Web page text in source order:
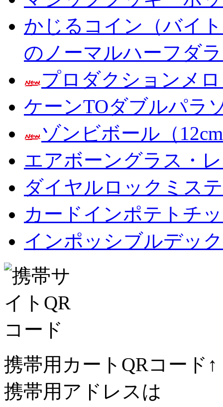
かじるコイン（バイ
のノーマルハーフダ
プロダクションメ
ケーンTOダブルパラ
ゾンビボール（
エアボーングラス・
ダイヤルロックミス
カードインポテトチ
インポッシブルデック
携帯用カートQRコード↑
携帯用アドレスは